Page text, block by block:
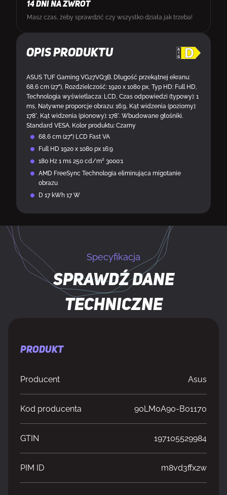
Opis produktu
ASUS TUF Gaming VG27VQ3B. Długość przekątnej ekranu:
68,6 cm (27"), Rozdzielczość: 1920 x 1080 px, Typ HD: Full HD,
Technologia wyświetlacza: LCD, Czas odpowiedzi (typowy): 1
ms, Natywne proporcje obrazu: 16:9, Kąt widzenia (poziomy):
178°, Kąt widzenia (pionowy): 178°. Wbudowane głośniki.
Standard VESA. Kolor produktu: Czarny
68,6 cm (27") LCD Fast VA
Full HD 1920 x 1080 px 16:9
180 Hz 1 ms 250 cd/m² 3000:1
AMD FreeSync Technologia eliminująca migotanie
obrazu
D 17 kWh 17 W
14 DNI NA ZWROT
Masz czas, żeby sprawdzić czy wszystko działa jak trzeba!
Specyfikacja
Sprawdź dane
techniczne
PRODUKT
Producent Asus
Kod producenta 90LM0A90-B01170
GTIN 197105529984
PIM ID m8vd3ffx2w